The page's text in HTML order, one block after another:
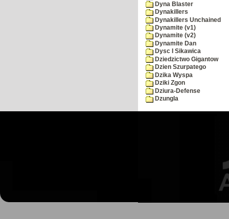
Dyna Blaster
Dynakillers
Dynakillers Unchained
Dynamite (v1)
Dynamite (v2)
Dynamite Dan
Dysc I Sikawica
Dziedzictwo Gigantow
Dzien Szurpatego
Dzika Wyspa
Dziki Zgon
Dziura-Defense
Dzungla